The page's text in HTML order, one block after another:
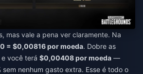
mas vale a pena ver claramente. Na
= $0,00816 por moeda. Dobre as
você terá $0,00408 por moeda —
nenhum gasto extra. Esse é todo o